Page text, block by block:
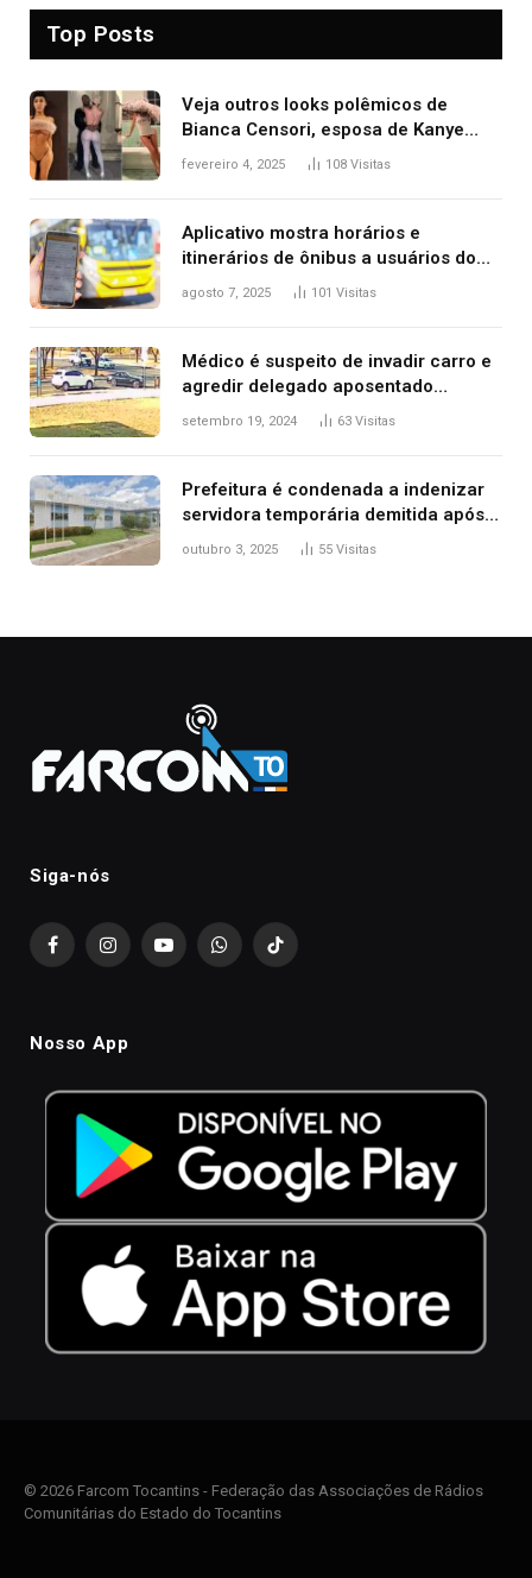
Top Posts
Veja outros looks polêmicos de
Bianca Censori, esposa de Kanye
West que apareceu nua no Grammy
fevereiro 4, 2025 108 Visitas
Aplicativo mostra horários e
itinerários de ônibus a usuários do
transporte público de Palmas; confira
agosto 7, 2025 101 Visitas
Médico é suspeito de invadir carro e
agredir delegado aposentado
durante confusão no trânsito
setembro 19, 2024 63 Visitas
Prefeitura é condenada a indenizar
servidora temporária demitida após
nascimento da filha
outubro 3, 2025 55 Visitas
Siga-nós
FacebookInstagramYouTubeWhatsAppTikTok
Nosso App
© 2026 Farcom Tocantins - Federação das Associações de Rádios
Comunitárias do Estado do Tocantins